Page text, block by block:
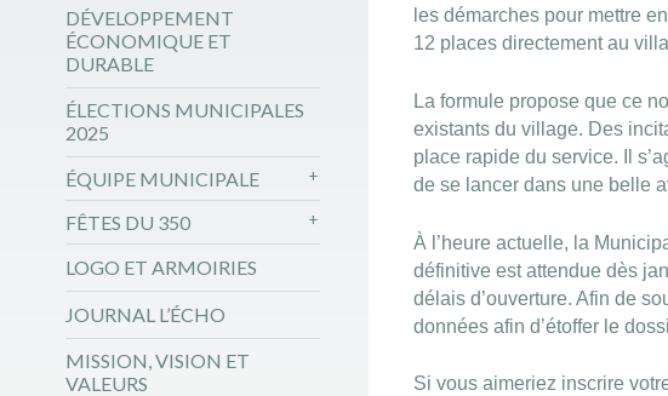
DÉVELOPPEMENT
ÉCONOMIQUE ET
DURABLE
ÉLECTIONS MUNICIPALES
2025
ÉQUIPE MUNICIPALE
FÊTES DU 350
LOGO ET ARMOIRIES
JOURNAL L’ÉCHO
MISSION, VISION ET
VALEURS
les démarches pour mettre
12 places directement au
La formule propose que ce
existants du village. Des
place rapide du service. Il
de se lancer dans une belle
À l’heure actuelle, la
définitive est attendue dès
délais d’ouverture. Afin de
données afin d’étoffer le
Si vous aimeriez inscrire